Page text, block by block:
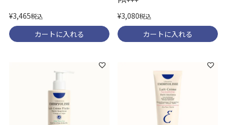
¥3,465税込
カートに入れる
¥3,080税込
カートに入れる